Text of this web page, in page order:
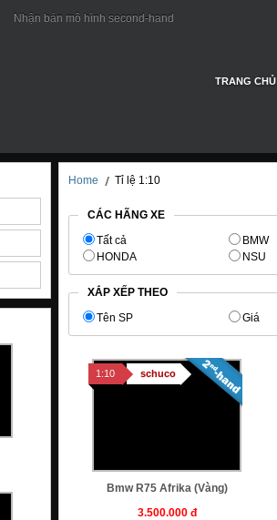
Nhận bán mô hình second-hand
TRANG CHỦ
Home Tỉ lệ 1:10
CÁC HÃNG XE
Tất cả
BMW
HONDA
NSU
XẮP XẾP THEO
Tên SP
Giá
1:10 schuco
Bmw R75 Afrika (vàng)
3.500.000 đ